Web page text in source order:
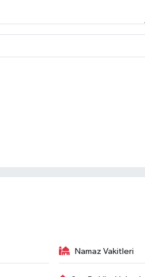
Namaz Vakitleri